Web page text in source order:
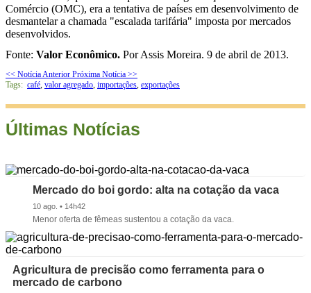
Comércio (OMC), era a tentativa de países em desenvolvimento de
desmantelar a chamada "escalada tarifária" imposta por mercados
desenvolvidos.
Fonte: Valor Econômico. Por Assis Moreira. 9 de abril de 2013.
<< Notícia Anterior Próxima Notícia >>
Tags: café, valor agregado, importações, exportações
Últimas Notícias
Mercado do boi gordo: alta na cotação da vaca
10 ago. • 14h42
Menor oferta de fêmeas sustentou a cotação da vaca.
Agricultura de precisão como ferramenta para o
mercado de carbono